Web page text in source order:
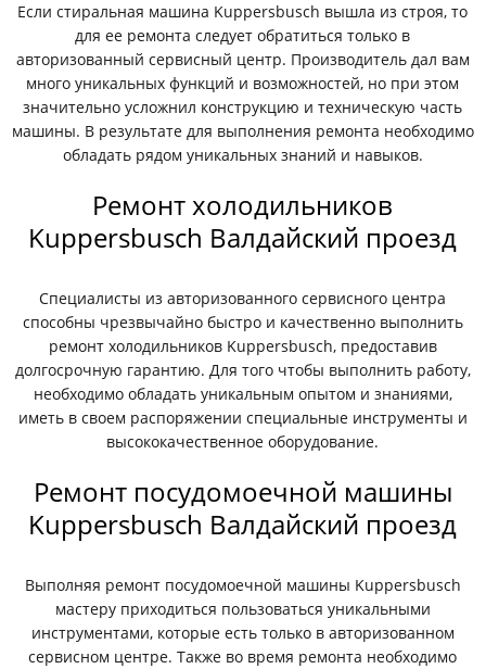
Если стиральная машина Kuppersbusch вышла из строя, то
для ее ремонта следует обратиться только в
авторизованный сервисный центр. Производитель дал вам
много уникальных функций и возможностей, но при этом
значительно усложнил конструкцию и техническую часть
машины. В результате для выполнения ремонта необходимо
обладать рядом уникальных знаний и навыков.
Ремонт холодильников
Kuppersbusch Валдайский проезд
Специалисты из авторизованного сервисного центра
способны чрезвычайно быстро и качественно выполнить
ремонт холодильников Kuppersbusch, предоставив
долгосрочную гарантию. Для того чтобы выполнить работу,
необходимо обладать уникальным опытом и знаниями,
иметь в своем распоряжении специальные инструменты и
высококачественное оборудование.
Ремонт посудомоечной машины
Kuppersbusch Валдайский проезд
Выполняя ремонт посудомоечной машины Kuppersbusch
мастеру приходиться пользоваться уникальными
инструментами, которые есть только в авторизованном
сервисном центре. Также во время ремонта необходимо